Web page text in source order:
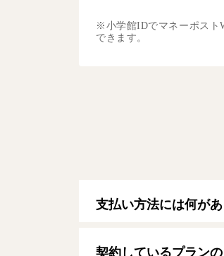
※小学館IDでマネーポスト
できます。
支払い方法には何が
【クレジットカード】
契約しているプラン